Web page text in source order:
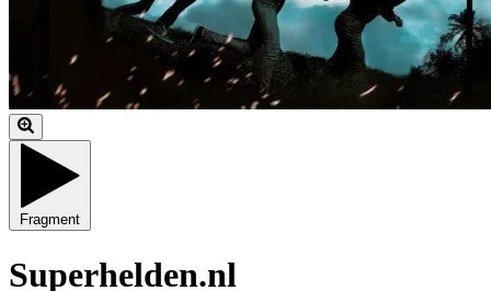
Fragment
Superhelden.nl